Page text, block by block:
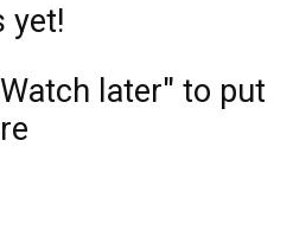
yet!
later" to put